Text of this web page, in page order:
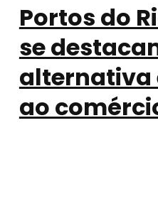
Portos do
se
alternativa
ao